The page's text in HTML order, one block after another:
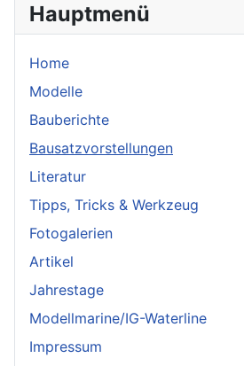
Hauptmenü
Home
Modelle
Bauberichte
Bausatzvorstellungen
Literatur
Tipps, Tricks & Werkzeug
Fotogalerien
Artikel
Jahrestage
Modellmarine/IG-Waterline
Impressum